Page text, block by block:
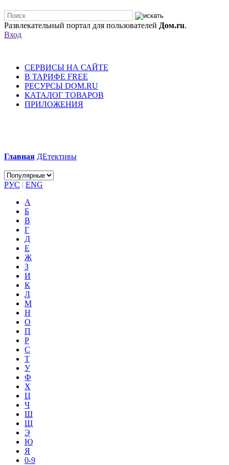
Развлекательный портал для пользователей Дом.ru.
Вход
СЕРВИСЫ НА САЙТЕ
В ТАРИФЕ FREE
РЕСУРСЫ DOM.RU
КАТАЛОГ ТОВАРОВ
ПРИЛОЖЕНИЯ
Главная ДЕтективы
РУС | ENG
А
Б
В
Г
Д
Е
Ж
З
И
К
Л
М
Н
О
П
Р
С
Т
У
Ф
Х
Ц
Ч
Ш
Щ
Э
Ю
Я
0-9